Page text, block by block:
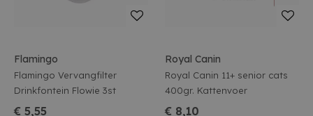
Flamingo
Flamingo Vervangfilter
Drinkfontein Flowie 3st
€ 5,55
Royal Canin
Royal Canin 11+ senior cats
400gr. Kattenvoer
€ 8,10